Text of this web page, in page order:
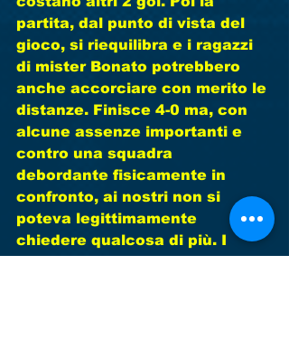
partita, dal punto di vista del
gioco, si riequilibra e i ragazzi
di mister Bonato potrebbero
anche accorciare con merito le
distanze. Finisce 4-0 ma, con
alcune assenze importanti e
contro una squadra
debordante fisicamente in
confronto, ai nostri non si
poteva legittimamente
chiedere qualcosa di più. I